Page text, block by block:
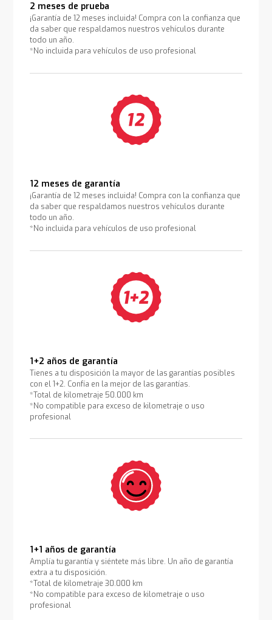
2 meses de prueba
¡Garantía de 12 meses incluida! Compra con la confianza que
da saber que respaldamos nuestros vehículos durante
todo un año.
*No incluida para vehículos de uso profesional
12 meses de garantía
¡Garantía de 12 meses incluida! Compra con la confianza que
da saber que respaldamos nuestros vehículos durante
todo un año.
*No incluida para vehículos de uso profesional
1+2 años de garantía
Tienes a tu disposición la mayor de las garantías posibles
con el 1+2. Confía en la mejor de las garantías.
*Total de kilometraje 50.000 km
*No compatible para exceso de kilometraje o uso
profesional
1+1 años de garantía
Amplía tu garantía y siéntete más libre. Un año de garantía
extra a tu disposición.
*Total de kilometraje 30.000 km
*No compatible para exceso de kilometraje o uso
profesional